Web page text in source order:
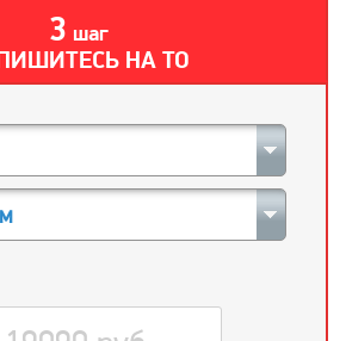
3 шаг
НА ТО